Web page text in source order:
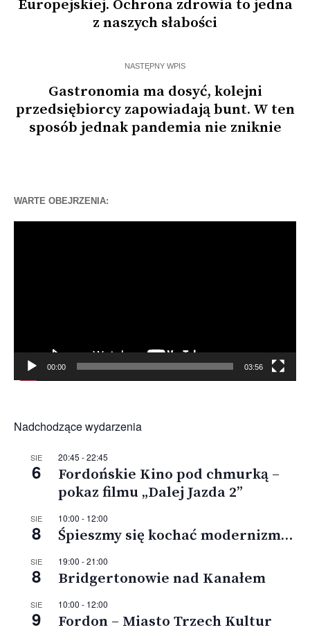
Europejskiej. Ochrona zdrowia to jedna
z naszych słabości
NASTĘPNY WPIS
Gastronomia ma dosyć, kolejni
przedsiębiorcy zapowiadają bunt. W ten
sposób jednak pandemia nie zniknie
WARTE OBEJRZENIA:
00:00 03:56
Nadchodzące wydarzenia
SIE
6
20:45 -22:45
Fordońskie Kino pod chmurką –
pokaz filmu „Dalej Jazda 2”
SIE
8
10:00 - 12:00
Śpieszmy się kochać modernizm…
SIE
8
19:00 -21:00
Bridgertonowie nad Kanałem
SIE
9
10:00 - 12:00
Fordon – Miasto Trzech Kultur